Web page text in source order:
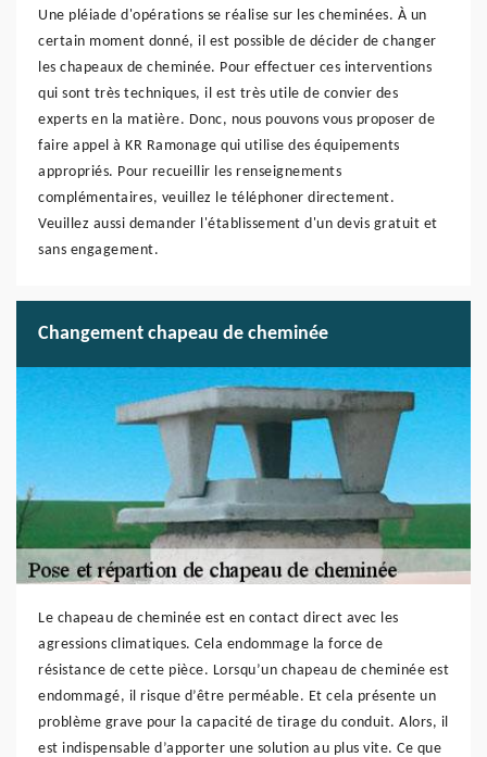
Une pléiade d'opérations se réalise sur les cheminées. À un
certain moment donné, il est possible de décider de changer
les chapeaux de cheminée. Pour effectuer ces interventions
qui sont très techniques, il est très utile de convier des
experts en la matière. Donc, nous pouvons vous proposer de
faire appel à KR Ramonage qui utilise des équipements
appropriés. Pour recueillir les renseignements
complémentaires, veuillez le téléphoner directement.
Veuillez aussi demander l'établissement d'un devis gratuit et
sans engagement.
Changement chapeau de cheminée
Le chapeau de cheminée est en contact direct avec les
agressions climatiques. Cela endommage la force de
résistance de cette pièce. Lorsqu’un chapeau de cheminée est
endommagé, il risque d’être perméable. Et cela présente un
problème grave pour la capacité de tirage du conduit. Alors, il
est indispensable d’apporter une solution au plus vite. Ce que